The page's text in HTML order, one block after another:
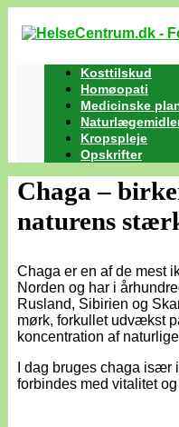
Kosttilskud
Homøopati
Medicinske
Kropspleje
Opskrifter
Chaga –
naturens
Chaga er en af de mest
Norden og har i
Rusland, Sibirien og
mørk, forkullet udvækst
koncentration af
I dag bruges chaga især
forbindes med vitalitet